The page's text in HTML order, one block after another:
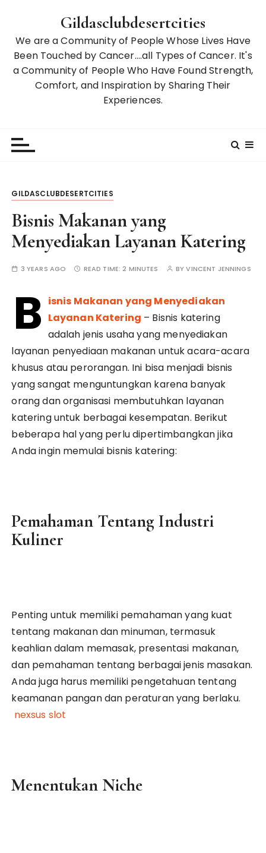
Gildasclubdesertcities
We are a Community of People Whose Lives Have
Been Touched by Cancer….all Types of Cancer. It's
a Community of People Who Have Found Strength,
Comfort, and Inspiration by Sharing Their
Experiences.
GILDASCLUBDESERTCITIES
Bisnis Makanan yang
Menyediakan Layanan Katering
3 YEARS AGO READ TIME:2 MINUTES BYVINCENT JENNINGS
B isnis Makanan yang Menyediakan
Layanan Katering – Bisnis katering
adalah jenis usaha yang menyediakan
layanan penyediaan makanan untuk acara-acara
khusus atau perorangan. Ini bisa menjadi bisnis
yang sangat menguntungkan karena banyak
orang dan organisasi membutuhkan layanan
katering untuk berbagai kesempatan. Berikut
beberapa hal yang perlu dipertimbangkan jika
Anda ingin memulai bisnis katering:
Pemahaman Tentang Industri
Kuliner
Penting untuk memiliki pemahaman yang kuat
tentang makanan dan minuman, termasuk
keahlian dalam memasak, presentasi makanan,
dan pemahaman tentang berbagai jenis masakan.
Anda juga harus memiliki pengetahuan tentang
keamanan pangan dan peraturan yang berlaku.
nexsus slot
Menentukan Niche